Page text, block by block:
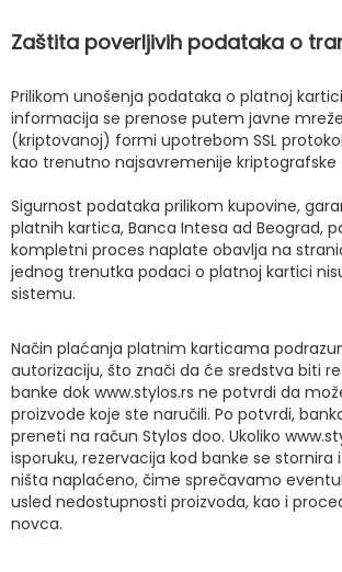
Zaštita poverljivih podataka o
Prilikom unošenja podataka o platnoj
informacija se prenose putem javne
(kriptovanoj) formi upotrebom SSL
kao trenutno najsavremenije kriptografske
Sigurnost podataka prilikom kupovine,
platnih kartica, Banca Intesa ad Beograd,
kompletni proces naplate obavlja na
jednog trenutka podaci o platnoj kartici
sistemu.
Način plaćanja platnim karticama
autorizaciju, što znači da će sredstva biti
banke dok www.stylos.rs ne potvrdi da
proizvode koje ste naručili. Po potvrdi,
preneti na račun Stylos doo. Ukoliko
isporuku, rezervacija kod banke se stornira
ništa naplaćeno, čime sprečavamo
usled nedostupnosti proizvoda, kao i
novca.